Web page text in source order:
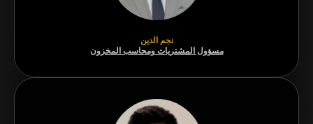
نجم الدين
مسؤول المشتريات ومحاسب المخزون